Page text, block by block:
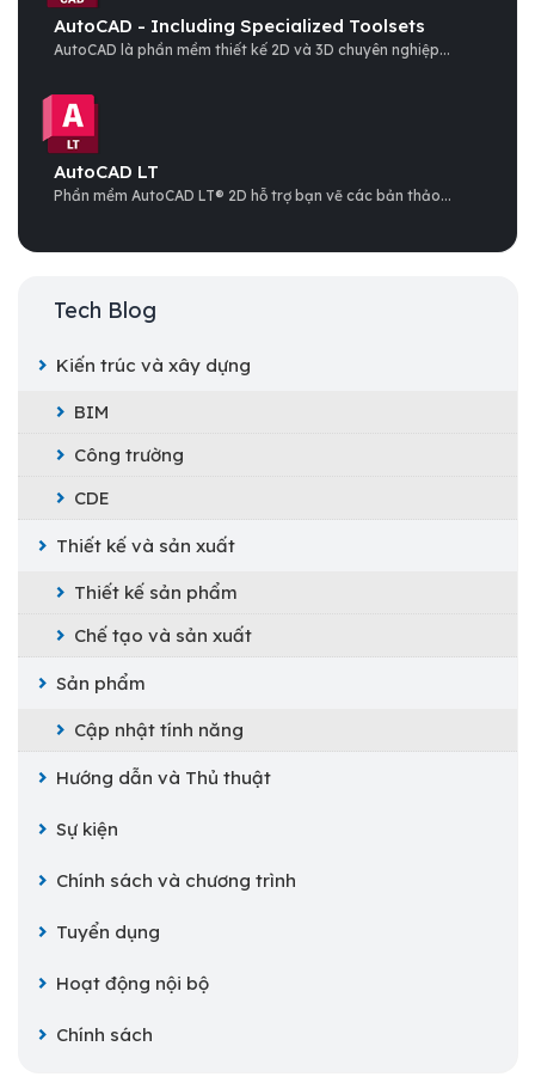
AutoCAD - Including Specialized Toolsets
AutoCAD là phần mềm thiết kế 2D và 3D chuyên nghiệp...
AutoCAD LT
Phần mềm AutoCAD LT® 2D hỗ trợ bạn vẽ các bản thảo...
Tech Blog
Kiến trúc và xây dựng
BIM
Công trường
CDE
Thiết kế và sản xuất
Thiết kế sản phẩm
Chế tạo và sản xuất
Sản phẩm
Cập nhật tính năng
Hướng dẫn và Thủ thuật
Sự kiện
Chính sách và chương trình
Tuyển dụng
Hoạt động nội bộ
Chính sách